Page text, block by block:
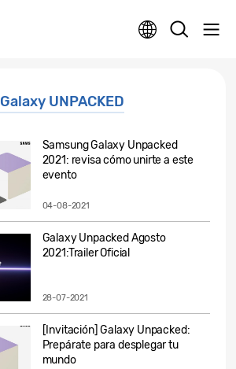
Galaxy UNPACKED
Samsung Galaxy Unpacked
2021: revisa cómo unirte a este
evento
04-08-2021
Galaxy Unpacked Agosto
2021:Trailer Oficial
28-07-2021
[Invitación] Galaxy Unpacked:
Prepárate para desplegar tu
mundo